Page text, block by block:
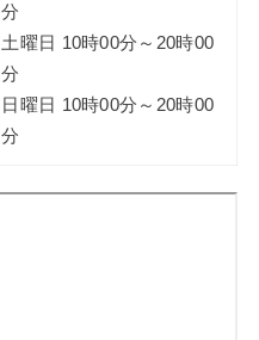
分
土曜日 10時00分～20時00
分
日曜日 10時00分～20時00
分